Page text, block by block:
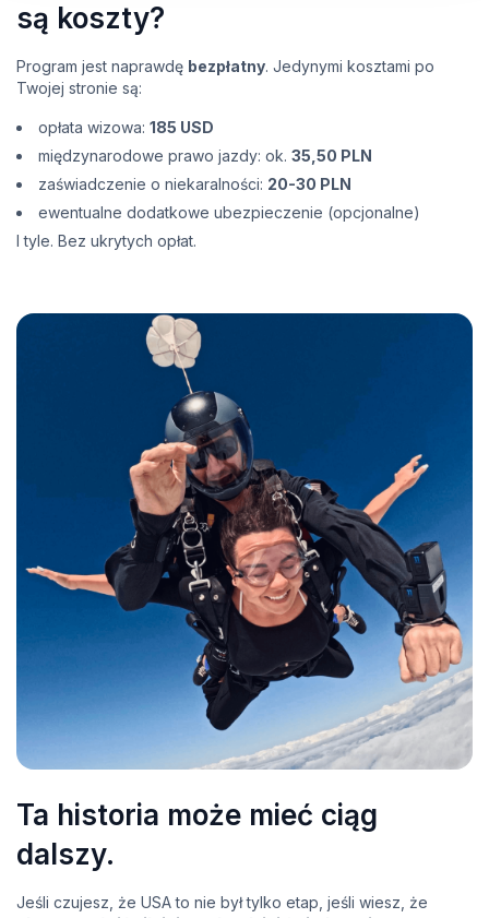
są koszty?
Program jest naprawdę bezpłatny. Jedynymi kosztami po
Twojej stronie są:
opłata wizowa: 185 USD
międzynarodowe prawo jazdy: ok. 35,50 PLN
zaświadczenie o niekaralności: 20-30 PLN
ewentualne dodatkowe ubezpieczenie (opcjonalne)
I tyle. Bez ukrytych opłat.
Ta historia może mieć ciąg
dalszy.
Jeśli czujesz, że USA to nie był tylko etap, jeśli wiesz, że